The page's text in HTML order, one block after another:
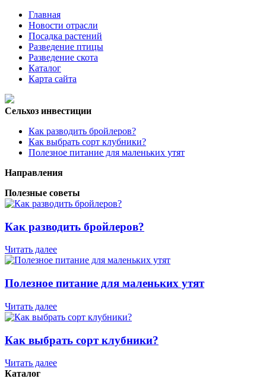
Главная
Новости отрасли
Посадка растений
Разведение птицы
Разведение скота
Каталог
Карта сайта
Сельхоз инвестиции
Как разводить бройлеров?
Как выбрать сорт клубники?
Полезное питание для маленьких утят
Направления
Полезные советы
Как разводить бройлеров?
Читать далее
Полезное питание для маленьких утят
Читать далее
Как выбрать сорт клубники?
Читать далее
Каталог